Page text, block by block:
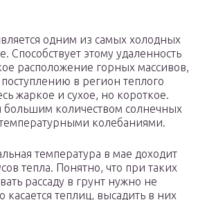
одним из самых холодных
Способствует этому удаленность
расположение горных массивов,
в регион теплого
жаркое и сухое, но короткое.
большим количеством солнечных
колебаниями.
температура в мае доходит
тепла. Понятно, что при таких
рассаду в грунт нужно не
теплиц, высадить в них